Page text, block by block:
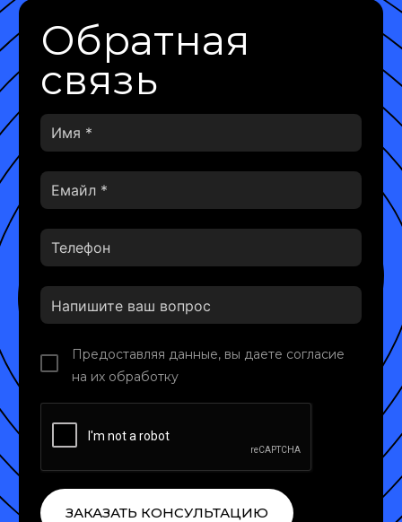
Обратная
связь
Предоставляя данные, вы даете согласие
на их обработку
ЗАКАЗАТЬ КОНСУЛЬТАЦИЮ